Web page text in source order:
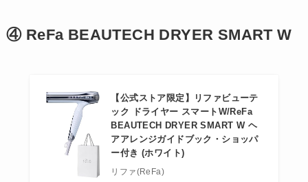
④ ReFa BEAUTECH DRYER SMART W
【公式ストア限定】リファビューテ
ック ドライヤー スマートW/ReFa
BEAUTECH DRYER SMART W ヘ
アアレンジガイドブック・ショッパ
ー付き (ホワイト)
リファ(ReFa)